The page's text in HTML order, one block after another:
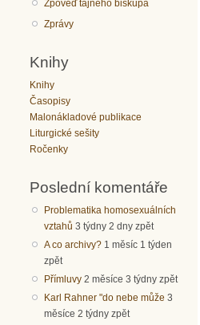
Zpověď tajného biskupa
Zprávy
Knihy
Knihy
Časopisy
Malonákladové publikace
Liturgické sešity
Ročenky
Poslední komentáře
Problematika homosexuálních
vztahů 3 týdny 2 dny zpět
A co archivy? 1 měsíc 1 týden
zpět
Přímluvy 2 měsíce 3 týdny zpět
Karl Rahner "do nebe může 3
měsíce 2 týdny zpět